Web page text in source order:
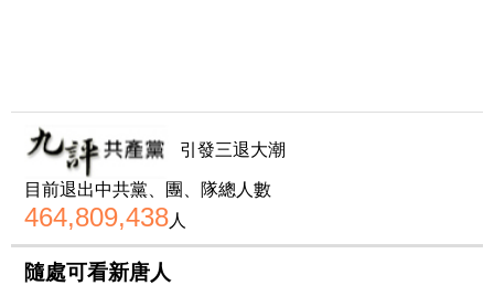
引發三退大潮
目前退出中共黨、團、隊總人數
464,809,438人
隨處可看新唐人